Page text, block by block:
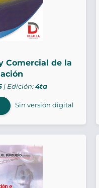
Comercial de la
| Edición:4ta
Sin versión digital